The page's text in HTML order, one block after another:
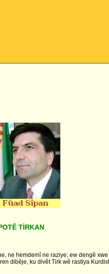
TİRKAN
ne hemdemî ne raziye; ew dengê
dibêje, ku divêt Tirk wê rastiya